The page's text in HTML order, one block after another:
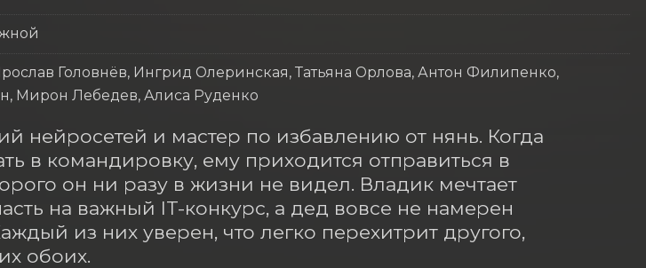
Головнёв, Ингрид Олеринская, Татьяна Орлова, Антон Филипенко,
Мирон Лебедев, Алиса Руденко
нейросетей и мастер по избавлению от нянь. Когда
в командировку, ему приходится отправиться в
он ни разу в жизни не видел. Владик мечтает
на важный IT-конкурс, а дед вовсе не намерен
из них уверен, что легко перехитрит другого,
обоих.